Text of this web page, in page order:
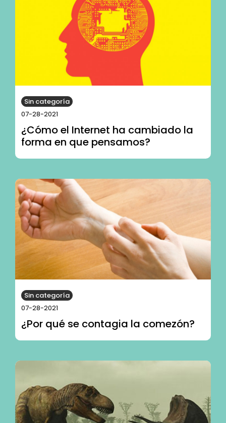
Sin categoría
07-28-2021
¿Cómo el Internet ha cambiado la
forma en que pensamos?
Sin categoría
07-28-2021
¿Por qué se contagia la comezón?